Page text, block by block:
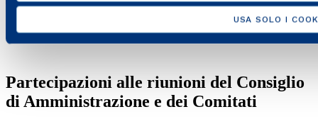
USA SOLO I
interno e gestione dei rischi in relazione alle caratteristiche
Partecipazioni alle riunioni del Consiglio
di Amministrazione e dei Comitati